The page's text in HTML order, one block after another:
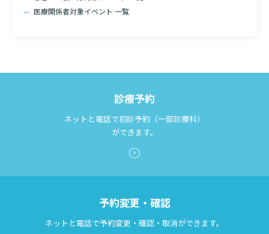
医療関係者対象イベント 一覧
診療予約
ネットと電話で初診予約（一部診療科）
ができます。
予約変更・確認
ネットと電話で予約変更・確認・取消ができます。